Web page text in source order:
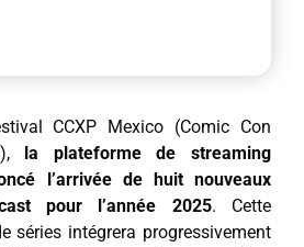
CCXP Mexico (Comic Con
la plateforme de streaming
l’arrivée de huit nouveaux
pour l’année 2025. Cette
séries intégrera progressivement